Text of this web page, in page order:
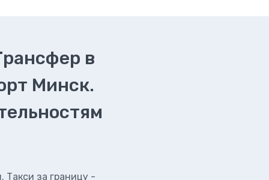
в
Минск.
Такси за границу -